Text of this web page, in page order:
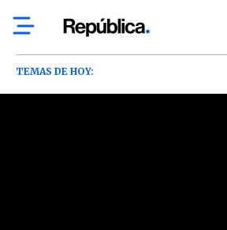
TEMAS DE HOY: